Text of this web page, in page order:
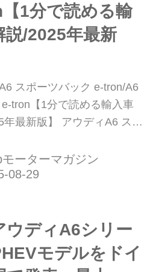
1分で読める輸
説/2025年最新
スポーツバック e-tron/A6
tron【1分で読める輸入車
年最新版】 アウディA6 スポ
Sportback e-tron/A6
含む現行モデル発表
ーターマガジン
ウディA6シリー
モデルをドイ